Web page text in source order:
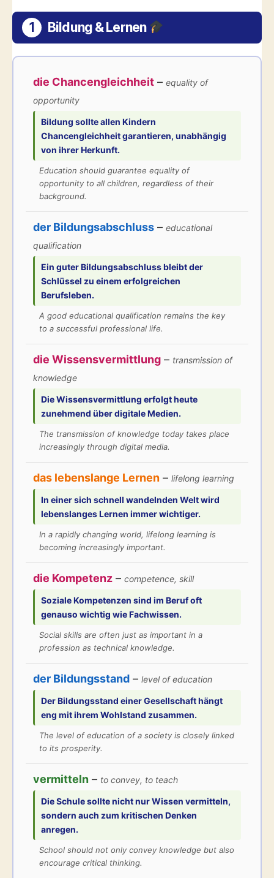
1 Bildung & Lernen
die Chancengleichheit – equality of
opportunity
Bildung sollte allen Kindern
Chancengleichheitgarantieren, unabhängig
von ihrer Herkunft.
Education should guarantee equality of
opportunity to all children, regardless of their
background.
der Bildungsabschluss – educational
qualification
Ein guterBildungsabschlussbleibt der
Schlüssel zu einem erfolgreichen
Berufsleben.
A good educational qualification remains the key
to a successful professional life.
die Wissensvermittlung – transmission of
knowledge
DieWissensvermittlung erfolgt heute
zunehmend über digitale Medien.
The transmission of knowledge today takes place
increasingly through digital media.
das lebenslange Lernen – lifelong learning
In einer sich schnell wandelnden Welt wird
lebenslanges Lernen immer wichtiger.
In a rapidly changing world, lifelong learning is
becoming increasingly important.
die Kompetenz – competence, skill
SozialeKompetenzen sind im Beruf oft
genauso wichtig wie Fachwissen.
Social skills are often just as important in a
profession as technical knowledge.
der Bildungsstand – level of education
DerBildungsstand einer Gesellschaft hängt
eng mit ihrem Wohlstand zusammen.
The level of education of a society is closely linked
to its prosperity.
vermitteln – to convey, to teach
Die Schule sollte nicht nur Wissen vermitteln,
sondern auch zum kritischen Denken
anregen.
School should not only convey knowledge but also
encourage critical thinking.